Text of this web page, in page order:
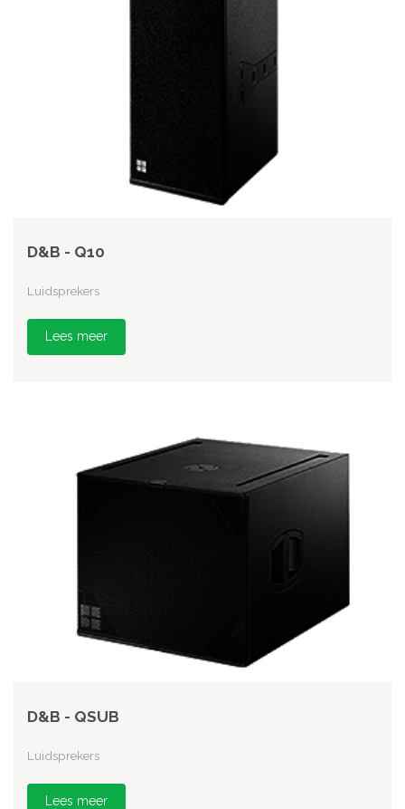
D&B - Q10
Luidsprekers
Lees meer
D&B - QSUB
Luidsprekers
Lees meer